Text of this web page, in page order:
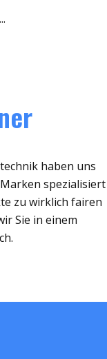
haben uns
spezialisiert
zu wirklich fairen
Sie in einem